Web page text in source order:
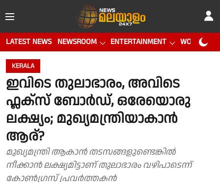
LATEST NEWS NEWSROOM ENTERTAINMENT WORLD CUP
KERALA
ഇവിടെ തുലാഭാരം, അവിടെ
ഫ്ലക്സ് ബോർഡ്, ഒരേയൊരു
ലക്ഷ്യം; മുഖ്യമന്ത്രിയാകാൻ
ആര്?
മുഖ്യമന്ത്രി ആകാൻ തടസങ്ങളുണ്ടെങ്കിൽ
നീക്കാൻ ലക്ഷ്യമിട്ടാണ് തുലാഭാരം വഴിപാടെന്ന്
കോൺഗ്രസ് പ്രവർത്തകൻ